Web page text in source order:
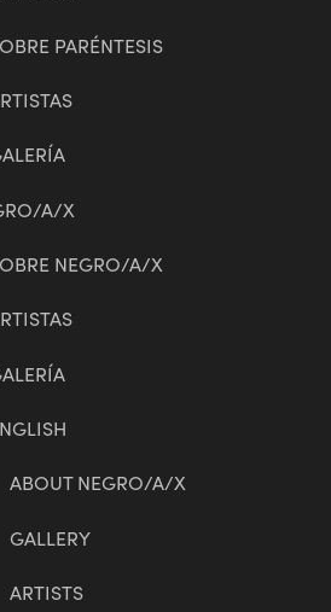
PARÉNTESIS
A/X
NEGRO/A/X
ABOUT NEGRO/A/X
GALLERY
ARTISTS